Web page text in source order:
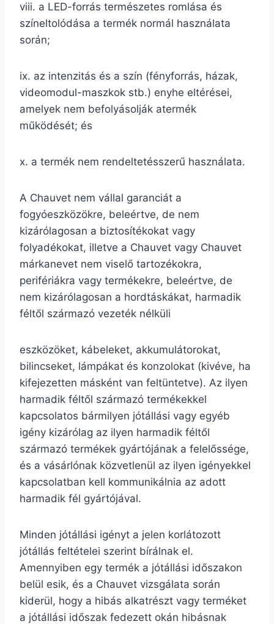
viii. a LED-forrás természetes romlása és
színeltolódása a termék normál használata
során;
ix. az intenzitás és a szín (fényforrás, házak,
videomodul-maszkok stb.) enyhe eltérései,
amelyek nem befolyásolják atermék
működését; és
x. a termék nem rendeltetésszerű használata.
A Chauvet nem vállal garanciát a
fogyóeszközökre, beleértve, de nem
kizárólagosan a biztosítékokat vagy
folyadékokat, illetve a Chauvet vagy Chauvet
márkanevet nem viselő tartozékokra,
perifériákra vagy termékekre, beleértve, de
nem kizárólagosan a hordtáskákat, harmadik
féltől származó vezeték nélküli
eszközöket, kábeleket, akkumulátorokat,
bilincseket, lámpákat és konzolokat (kivéve, ha
kifejezetten másként van feltüntetve). Az ilyen
harmadik féltől származó termékekkel
kapcsolatos bármilyen jótállási vagy egyéb
igény kizárólag az ilyen harmadik féltől
származó termékek gyártójának a felelőssége,
és a vásárlónak közvetlenül az ilyen igényekkel
kapcsolatban kell kommunikálnia az adott
harmadik fél gyártójával.
Minden jótállási igényt a jelen korlátozott
jótállás feltételei szerint bírálnak el.
Amennyiben egy termék a jótállási időszakon
belül esik, és a Chauvet vizsgálata során
kiderül, hogy a hibás alkatrészt vagy terméket
a jótállási időszak fedezett okán hibásnak